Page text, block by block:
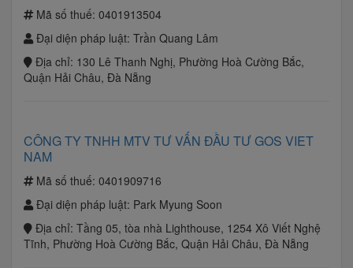
Mã số thuế: 0401913504
Đại diện pháp luật: Trần Quang Lâm
Địa chỉ: 130 Lê Thanh Nghị, Phường Hoà Cường Bắc,
Quận Hải Châu, Đà Nẵng
CÔNG TY TNHH MTV TƯ VẤN ĐẦU TƯ GOS VIET
NAM
Mã số thuế: 0401909716
Đại diện pháp luật: Park Myung Soon
Địa chỉ: Tầng 05, tòa nhà Lighthouse, 1254 Xô Viết Nghệ
Tĩnh, Phường Hoà Cường Bắc, Quận Hải Châu, Đà Nẵng